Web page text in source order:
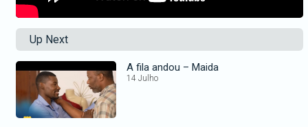
Up Next
A fila andou – Maida
14 Julho